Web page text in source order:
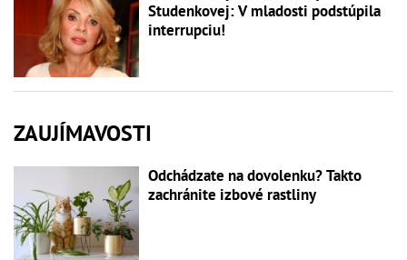
Studenkovej: V mladosti podstúpila
interrupciu!
ZAUJÍMAVOSTI
Odchádzate na dovolenku? Takto
zachránite izbové rastliny